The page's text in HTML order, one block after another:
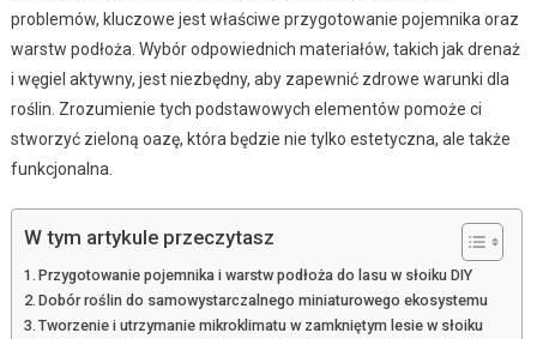
problemów, kluczowe jest właściwe przygotowanie pojemnika oraz
warstw podłoża. Wybór odpowiednich materiałów, takich jak drenaż
i węgiel aktywny, jest niezbędny, aby zapewnić zdrowe warunki dla
roślin. Zrozumienie tych podstawowych elementów pomoże ci
stworzyć zieloną oazę, która będzie nie tylko estetyczna, ale także
funkcjonalna.
W tym artykule przeczytasz
Przygotowanie pojemnika i warstw podłoża do lasu w słoiku DIY
Dobór roślin do samowystarczalnego miniaturowego ekosystemu
Tworzenie i utrzymanie mikroklimatu w zamkniętym lesie w słoiku